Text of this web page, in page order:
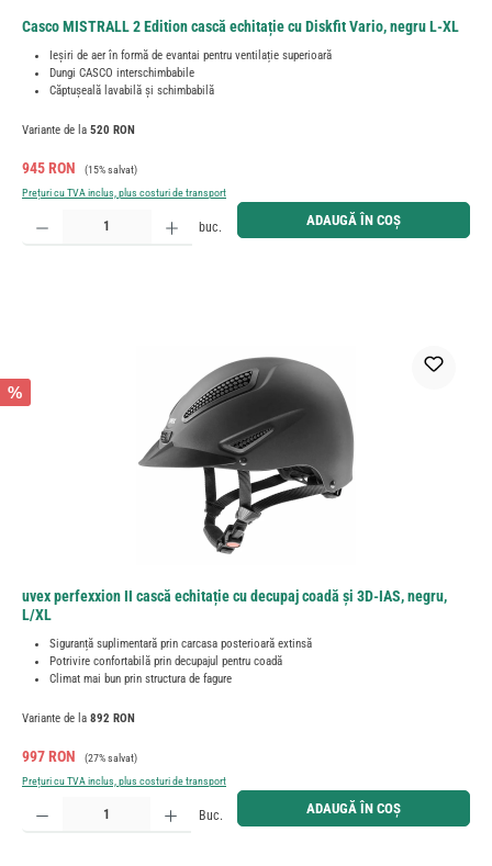
Casco MISTRALL 2 Edition cască echitație cu Diskfit Vario, negru L-XL
Ieșiri de aer în formă de evantai pentru ventilație superioară
Dungi CASCO interschimbabile
Căptușeală lavabilă și schimbabilă
Variante de la 520 RON
Preț de vânzare:
945 RON Preț obișnuit:
(15% salvat)
Prețuri cu TVA inclus, plus costuri de transport
Cantitate produs: Introduceți cantitatea dorită sau utilizați butoanele pentru a mări sau micșora
buc. ADAUGĂ ÎN COȘ
%
uvex perfexxion II cască echitație cu decupaj coadă și 3D-IAS, negru,
L/XL
Siguranță suplimentară prin carcasa posterioară extinsă
Potrivire confortabilă prin decupajul pentru coadă
Climat mai bun prin structura de fagure
Variante de la 892 RON
Preț de vânzare:
997 RON Preț obișnuit:
(27% salvat)
Prețuri cu TVA inclus, plus costuri de transport
Cantitate produs: Introduceți cantitatea dorită sau utilizați butoanele pentru a mări sau micșora
Buc. ADAUGĂ ÎN COȘ